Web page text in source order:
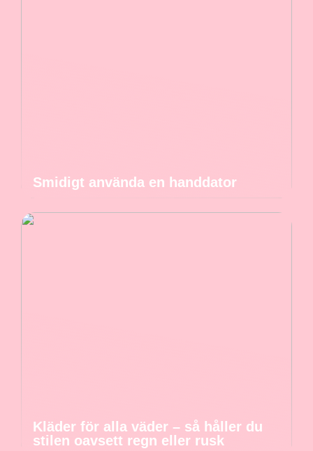
Smidigt använda en handdator
Kläder för alla väder – så håller du
stilen oavsett regn eller rusk